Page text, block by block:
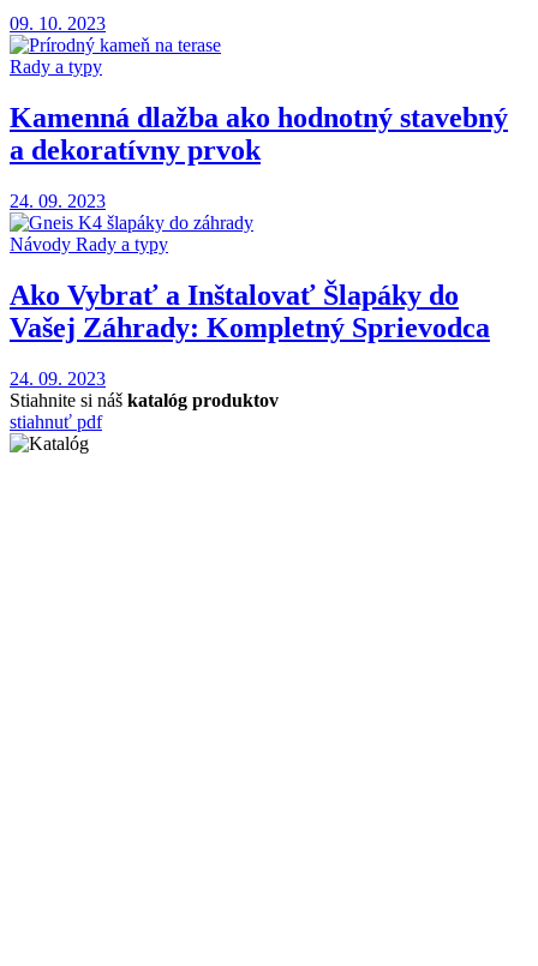
09. 10. 2023
Rady a typy
Kamenná dlažba ako hodnotný stavebný
a dekoratívny prvok
24. 09. 2023
Návody Rady a typy
Ako Vybrať a Inštalovať Šlapáky do
Vašej Záhrady: Kompletný Sprievodca
24. 09. 2023
Stiahnite si náš katalóg produktov
stiahnuť pdf